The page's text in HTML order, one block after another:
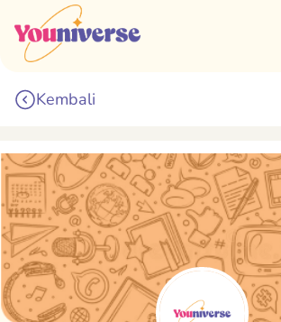
Kembali